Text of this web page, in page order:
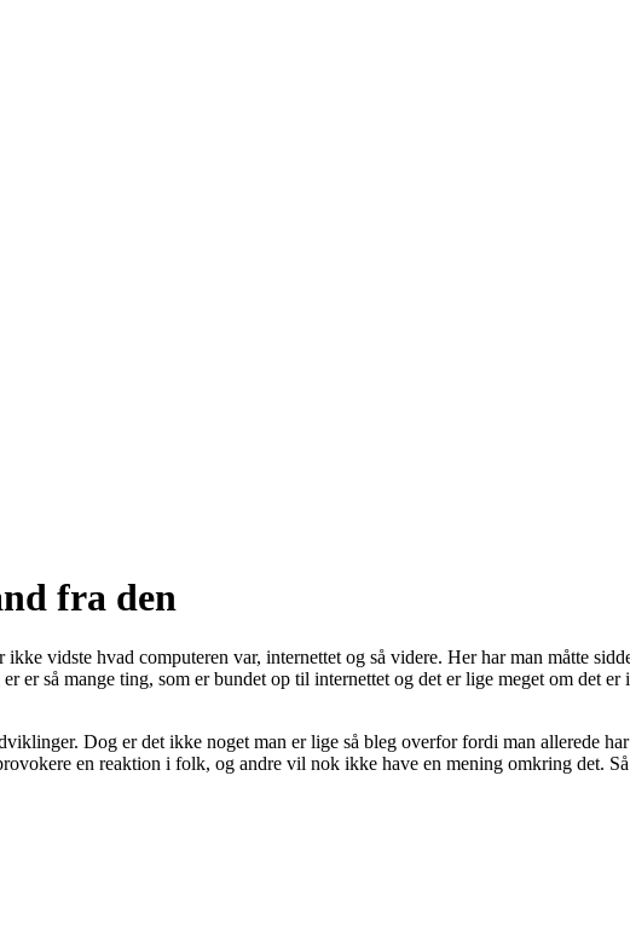
fra den
vidste hvad computeren var, internettet og så videre. Her har man måtte
så mange ting, som er bundet op til internettet og det er lige meget om det er
Dog er det ikke noget man er lige så bleg overfor fordi man allerede
en reaktion i folk, og andre vil nok ikke have en mening omkring det.